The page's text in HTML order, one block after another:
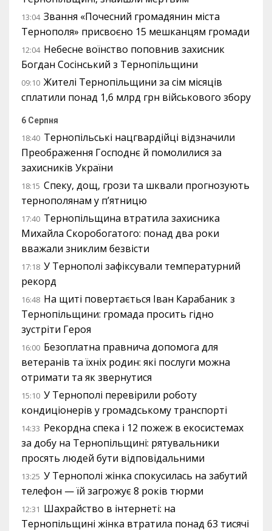
13:04 Звання «Почесний громадянин міста
Тернополя» присвоєно 15 мешканцям громади
12:04 Небесне воїнство поповнив захисник
Богдан Сосінський з Тернопільщини
09:10 Жителі Тернопільщини за сім місяців
сплатили понад 1,6 млрд грн військового збору
6 Серпня
18:40 Тернопільські нацгвардійці відзначили
Преображення Господнє й помолилися за
захисників України
18:15 Спеку, дощ, грози та шквали прогнозують
тернополянам у п’ятницю
17:40 Тернопільщина втратила захисника
Михайла Скоробогатого: понад два роки
вважали зниклим безвісти
17:18 У Тернополі зафіксували температурний
рекорд
16:48 На щиті повертається Іван Карабаник з
Тернопільщини: громада просить гідно
зустріти Героя
16:00 Безоплатна правнича допомога для
ветеранів та їхніх родин: які послуги можна
отримати та як звернутися
15:10 У Тернополі перевірили роботу
кондиціонерів у громадському транспорті
14:33 Рекордна спека і 12 пожеж в екосистемах
за добу на Тернопільщині: рятувальники
просять людей бути відповідальними
13:25 У Тернополі жінка спокусилась на забутий
телефон — їй загрожує 8 років тюрми
12:31 Шахрайство в інтернеті: на
Тернопільщині жінка втратила понад 63 тисячі